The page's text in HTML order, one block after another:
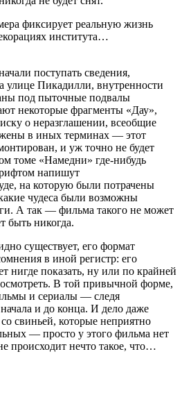
фиксирует реальную жизнь
института…
поступать сведения,
улице Пикадилли, внутренности
под пыточные подвалы
некоторые фрагменты «Дау»,
о неразглашении, всеобщие
в иных терминах — этот
и уж точно не будет
томе «Намедни» где-нибудь
напишут
на которую были потрачены
чудеса были возможны
А так — фильма такого не может
быть никогда.
существует, его формат
в иной регистр: его
нигде показать, ну или по крайней
В той привычной форме,
и сериалы — следя
и до конца. И дело даже
свиньей, которые неприятно
— просто у этого фильма нет
происходит нечто такое, что…